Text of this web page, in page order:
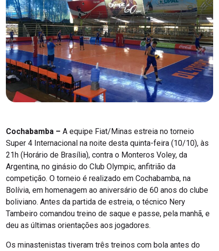
Cochabamba – A equipe Fiat/Minas estreia no torneio
Super 4 Internacional na noite desta quinta-feira (10/10), às
21h (Horário de Brasília), contra o Monteros Voley, da
Argentina, no ginásio do Club Olympic, anfitrião da
competição. O torneio é realizado em Cochabamba, na
Bolívia, em homenagem ao aniversário de 60 anos do clube
boliviano. Antes da partida de estreia, o técnico Nery
Tambeiro comandou treino de saque e passe, pela manhã, e
deu as últimas orientações aos jogadores.
Os minastenistas tiveram três treinos com bola antes do